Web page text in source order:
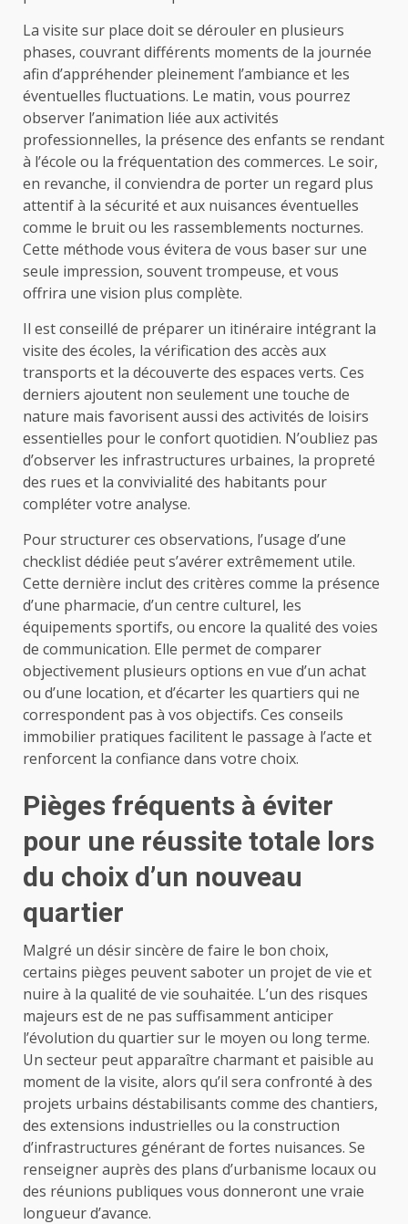
La visite sur place doit se dérouler en plusieurs
phases, couvrant différents moments de la journée
afin d’appréhender pleinement l’ambiance et les
éventuelles fluctuations. Le matin, vous pourrez
observer l’animation liée aux activités
professionnelles, la présence des enfants se rendant
à l’école ou la fréquentation des commerces. Le soir,
en revanche, il conviendra de porter un regard plus
attentif à la sécurité et aux nuisances éventuelles
comme le bruit ou les rassemblements nocturnes.
Cette méthode vous évitera de vous baser sur une
seule impression, souvent trompeuse, et vous
offrira une vision plus complète.
Il est conseillé de préparer un itinéraire intégrant la
visite des écoles, la vérification des accès aux
transports et la découverte des espaces verts. Ces
derniers ajoutent non seulement une touche de
nature mais favorisent aussi des activités de loisirs
essentielles pour le confort quotidien. N’oubliez pas
d’observer les infrastructures urbaines, la propreté
des rues et la convivialité des habitants pour
compléter votre analyse.
Pour structurer ces observations, l’usage d’une
checklist dédiée peut s’avérer extrêmement utile.
Cette dernière inclut des critères comme la présence
d’une pharmacie, d’un centre culturel, les
équipements sportifs, ou encore la qualité des voies
de communication. Elle permet de comparer
objectivement plusieurs options en vue d’un achat
ou d’une location, et d’écarter les quartiers qui ne
correspondent pas à vos objectifs. Ces conseils
immobilier pratiques facilitent le passage à l’acte et
renforcent la confiance dans votre choix.
Pièges fréquents à éviter
pour une réussite totale lors
du choix d’un nouveau
quartier
Malgré un désir sincère de faire le bon choix,
certains pièges peuvent saboter un projet de vie et
nuire à la qualité de vie souhaitée. L’un des risques
majeurs est de ne pas suffisamment anticiper
l’évolution du quartier sur le moyen ou long terme.
Un secteur peut apparaître charmant et paisible au
moment de la visite, alors qu’il sera confronté à des
projets urbains déstabilisants comme des chantiers,
des extensions industrielles ou la construction
d’infrastructures générant de fortes nuisances. Se
renseigner auprès des plans d’urbanisme locaux ou
des réunions publiques vous donneront une vraie
longueur d’avance.